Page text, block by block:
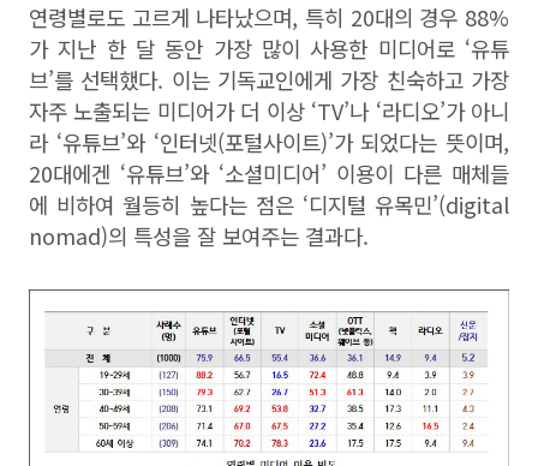
연령별로도 고르게 나타났으며, 특히 20대의 경우 88%
가 지난 한 달 동안 가장 많이 사용한 미디어로 ‘유튜
브’를 선택했다. 이는 기독교인에게 가장 친숙하고 가장
자주 노출되는 미디어가 더 이상 ‘TV’나 ‘라디오’가 아니
라 ‘유튜브’와 ‘인터넷(포털사이트)’가 되었다는 뜻이며,
20대에겐 ‘유튜브’와 ‘소셜미디어’ 이용이 다른 매체들
에 비하여 월등히 높다는 점은 ‘디지털 유목민’(digital
nomad)의 특성을 잘 보여주는 결과다.